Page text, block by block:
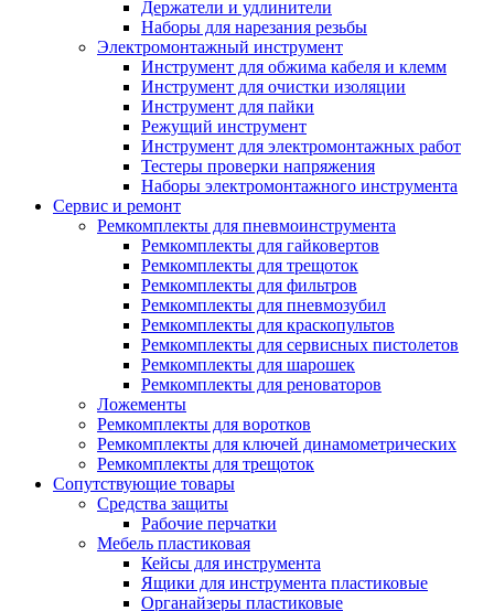
Держатели и удлинители
Наборы для нарезания резьбы
Электромонтажный инструмент
Инструмент для обжима кабеля и клемм
Инструмент для очистки изоляции
Инструмент для пайки
Режущий инструмент
Инструмент для электромонтажных работ
Тестеры проверки напряжения
Наборы электромонтажного инструмента
Сервис и ремонт
Ремкомплекты для пневмоинструмента
Ремкомплекты для гайковертов
Ремкомплекты для трещоток
Ремкомплекты для фильтров
Ремкомплекты для пневмозубил
Ремкомплекты для краскопультов
Ремкомплекты для сервисных пистолетов
Ремкомплекты для шарошек
Ремкомплекты для реноваторов
Ложементы
Ремкомплекты для воротков
Ремкомплекты для ключей динамометрических
Ремкомплекты для трещоток
Сопутствующие товары
Средства защиты
Рабочие перчатки
Мебель пластиковая
Кейсы для инструмента
Ящики для инструмента пластиковые
Органайзеры пластиковые